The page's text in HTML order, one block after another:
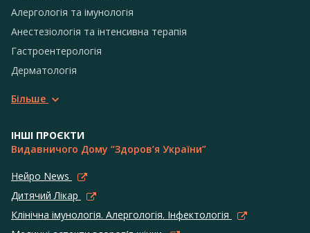
Алергологія та імунологія
Анестезіологія та інтенсивна терапія
Гастроентерологія
Дерматологія
Більше
ІНШІ ПРОЄКТИ
Видавничого Дому “Здоров’я України”
Нейро News
Дитячий Лікар
Клінічна імунологія. Алергологія. Інфектологія